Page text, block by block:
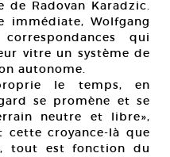
Radovan Karadzic.
Wolfgang
qui
vitre un système de
autonome.
le temps, en
se promène et se
neutre et libre»,
cette croyance-là que
tout est fonction du